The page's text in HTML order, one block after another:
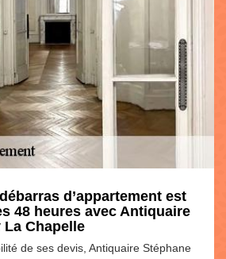
d’appartement est
48 heures avec Antiquaire
Chapelle
de ses devis, Antiquaire Stéphane